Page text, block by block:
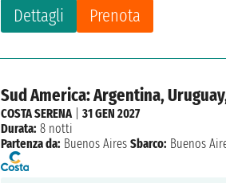
Dettagli Prenota
Sud America: Argentina,
COSTA SERENA|31 GEN 2027
Durata: 8 notti
Partenza da: Buenos Aires Sbarco: Buenos